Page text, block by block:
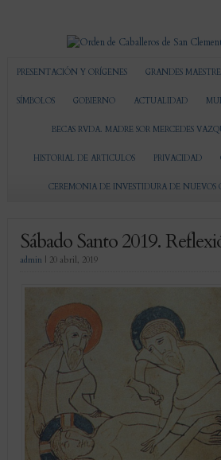
PRESENTACIÓN Y ORÍGENES GRANDES
SÍMBOLOS GOBIERNO ACTUALIDAD
BECAS RVDA. MADRE SOR MERCEDES
HISTORIAL DE ARTICULOS PRIVACIDAD
CEREMONIA DE INVESTIDURA DE NUEVOS
Sábado Santo 2019.
admin | 20 abril, 2019